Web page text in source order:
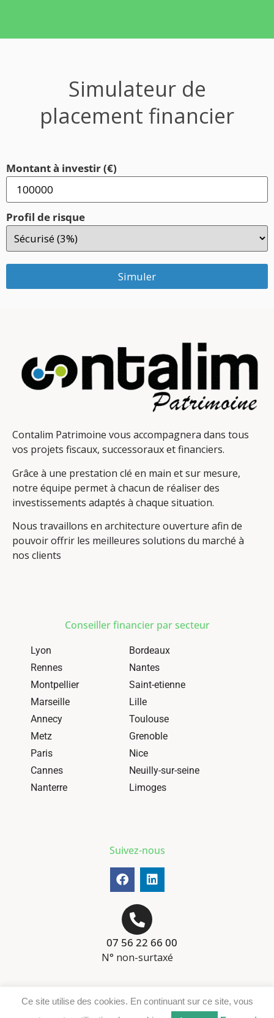
Simulateur de
placement financier
Montant à investir (€)
Profil de risque
Simuler
Contalim Patrimoine vous accompagnera dans tous
vos projets fiscaux, successoraux et financiers.
Grâce à une prestation clé en main et sur mesure,
notre équipe permet à chacun de réaliser des
investissements adaptés à chaque situation.
Nous travaillons en architecture ouverture afin de
pouvoir offrir les meilleures solutions du marché à
nos clients
Conseiller financier par secteur
Lyon
Bordeaux
Rennes
Nantes
Montpellier
Saint-etienne
Marseille
Lille
Annecy
Toulouse
Metz
Grenoble
Paris
Nice
Cannes
Neuilly-sur-seine
Nanterre
Limoges
Suivez-nous
07 56 22 66 00
N° non-surtaxé
Ce site utilise des cookies. En continuant sur ce site, vous